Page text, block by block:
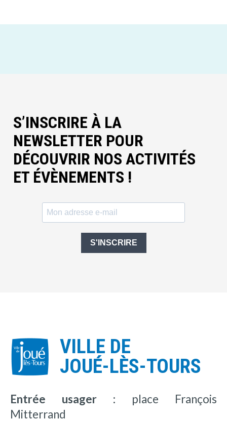
S’INSCRIRE À LA
NEWSLETTER POUR
DÉCOUVRIR NOS ACTIVITÉS
ET ÉVÈNEMENTS !
S'INSCRIRE
VILLE DE
JOUÉ-LÈS-TOURS
Entrée usager : place François
Mitterrand